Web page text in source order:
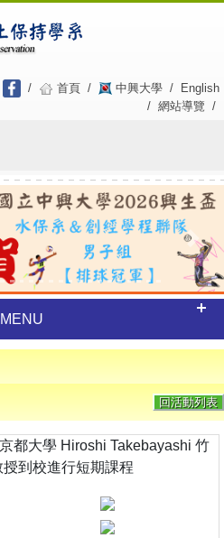
/ 首頁 / 中興大學 /
English
/ 網站導覽 /
Next
MENU
回活動列表
都大學 Hiroshi Takebayashi 竹
到校進行短期課程